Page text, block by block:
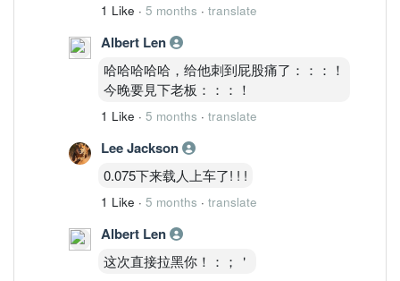
1 Like · 5 months · translate
Albert Len
哈哈哈哈哈，给他刺到屁股痛了：：：！
今晚要見下老板：：：！
1 Like · 5 months · translate
Lee Jackson
0.075下来载人上车了! ! !
1 Like · 5 months · translate
Albert Len
这次直接拉黑你！：；＇